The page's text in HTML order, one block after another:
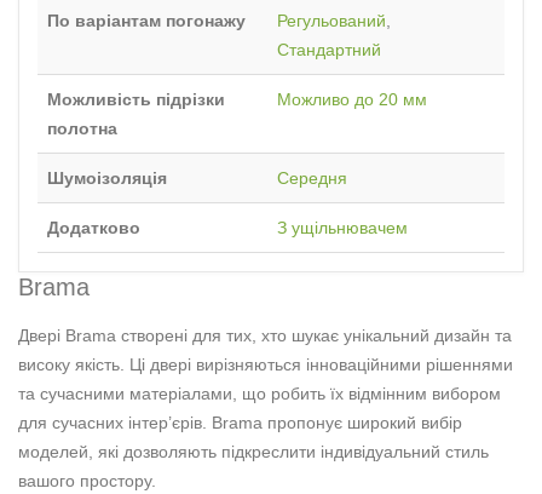
По варіантам погонажу Регульований,
Стандартний
Можливість підрізки
полотна
Можливо до 20 мм
Шумоізоляція Середня
Додатково З ущільнювачем
Brama
Двері Brama створені для тих, хто шукає унікальний дизайн та
високу якість. Ці двері вирізняються інноваційними рішеннями
та сучасними матеріалами, що робить їх відмінним вибором
для сучасних інтер’єрів. Brama пропонує широкий вибір
моделей, які дозволяють підкреслити індивідуальний стиль
вашого простору.